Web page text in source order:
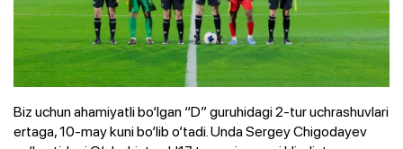
Biz uchun ahamiyatli bo‘lgan “D” guruhidagi 2-tur uchrashuvlari
ertaga, 10-may kuni bo‘lib o‘tadi. Unda Sergey Chigodayev